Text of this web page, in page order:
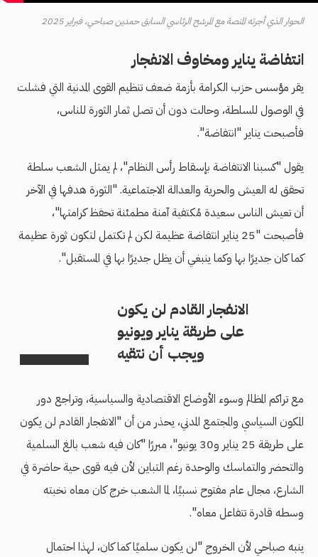
الحوار الذي أجرته المنصة مع المرشح الرئاسي السابق حمدين صباحي، فبراير 2025
انتفاضة يناير ومخاوف الانفجار
يقر مؤسس حزب الكرامة بأزمة ضعف تنظيم القوى المدنية التي فشلت
في الوصول للسلطة، وحالت دون أن تصل ثمار الثورة للناس،
فأصبحت يناير "انتفاضة".
يقول "كسبنا الانتفاضة بإسقاط رأس النظام"، لم يمثل الشعب سلطة
تحقق له العيش والحرية والعدالة الاجتماعية. "الثورة هدفها في الآخر
أن تعيش الناس سعيدة مُكتفية آمنة مطمئنة تحفظ كرامتها"،
فأصبحت "25 يناير انتفاضة عظيمة لكن لم تكتمل لتكون ثورة عظيمة
كما كان جديرًا بها وكما ينبغي أن يظل جديرًا بها في المستقبل".
الانفجار القادم لن يكون
على طريقة يناير ويونيو
ويجب أن نتقيه
مع تراكم المظالم وسوء الأوضاع الاقتصادية والسياسية، وتراجع دور
المكون السياسي والمجتمع المدني، يحذر من أن "الانفجار القادم لن يكون
على طريقة 25 يناير و30 يونيو"، مبررًا "كان فيه شعب بالغ السلمية
والتحضر والتماسك والوحدة رغم التباين لأن فيه قوى حية حاضرة في
الشارع، مجال عام مفتوح نسبيًا، لما الشعب خرج كان معاه نخبته
وسطه قادرة تتفاعل معاه".
ينبه صباحي لأن الخروج "لن يكون سلميًا كما كان، لهذا احتمال